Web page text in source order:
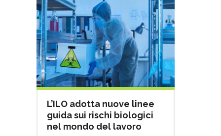
L’ILO adotta nuove linee
guida sui rischi biologici
nel mondo del lavoro